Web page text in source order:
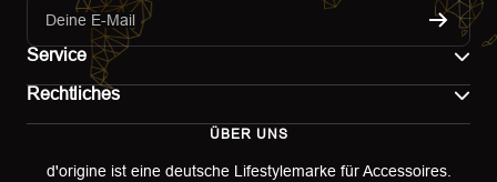
Deine E-Mail
Service
Rechtliches
ÜBER UNS
d'origine ist eine deutsche Lifestylemarke für Accessoires.